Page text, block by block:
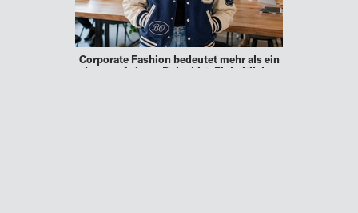
Corporate Fashion bedeutet mehr als ein
Logo auf einem Poloshirt. Einheitliche